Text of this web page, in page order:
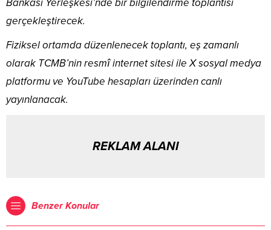
Bankası Yerleşkesi’nde bir bilgilendirme toplantısı
gerçekleştirecek.
Fiziksel ortamda düzenlenecek toplantı, eş zamanlı
olarak TCMB’nin resmî internet sitesi ile X sosyal medya
platformu ve YouTube hesapları üzerinden canlı
yayınlanacak.
REKLAM ALANI
Benzer Konular